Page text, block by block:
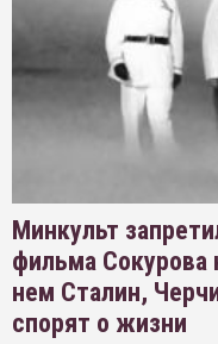
Минкульт
фильма Сокурова
нем Сталин,
спорят о жизни